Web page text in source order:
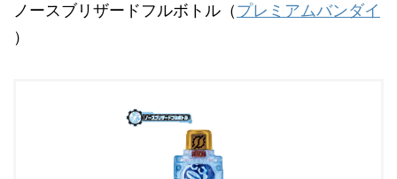
ノースブリザードフルボトル（プレミアムバンダイ
）